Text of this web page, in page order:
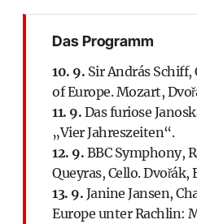
Das Programm
10. 9. Sir András Schiff,
of Europe. Mozart,
11. 9. Das furiose
„Vier Jahreszeiten“.
12. 9. BBC Symphony,
Queyras, Cello. Dvořák,
13. 9. Janine Jansen,
Europe unter Rachlin: